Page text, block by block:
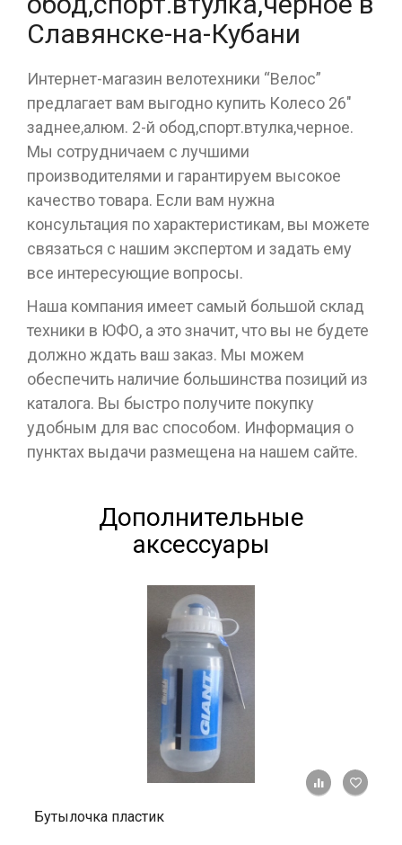
Славянске-на-Кубани
Интернет-магазин велотехники “Велос”
предлагает вам выгодно купить Колесо 26"
заднее,алюм. 2-й обод,спорт.втулка,черное.
Мы сотрудничаем с лучшими
производителями и гарантируем высокое
качество товара. Если вам нужна
консультация по характеристикам, вы можете
связаться с нашим экспертом и задать ему
все интересующие вопросы.
Наша компания имеет самый большой склад
техники в ЮФО, а это значит, что вы не будете
должно ждать ваш заказ. Мы можем
обеспечить наличие большинства позиций из
каталога. Вы быстро получите покупку
удобным для вас способом. Информация о
пунктах выдачи размещена на нашем сайте.
Дополнительные
аксессуары
+ К
Бутылочка пластик